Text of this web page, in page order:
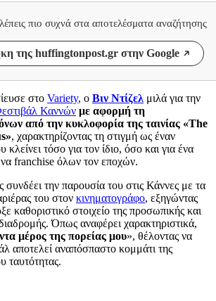
πιο συχνά στα αποτελέσματα αναζήτησης
της huffingtonpost.gr στην Google
στο Variety, ο Βιν Ντίζελ μιλά για την
Καννών με αφορμή τη
από την κυκλοφορία της ταινίας «The
, χαρακτηρίζοντας τη στιγμή ως έναν
τόσο για τον ίδιο, όσο και για ένα
franchise όλων τον εποχών.
την παρουσία του στις Κάννες με τα
του στον κινηματογράφο, εξηγώντας
καθοριστικό στοιχείο της προσωπικής και
Όπως αναφέρει χαρακτηριστικά,
μέρος της πορείας μου», θέλοντας να
αποτελεί αναπόσπαστο κομμάτι της
ταυτότητας.